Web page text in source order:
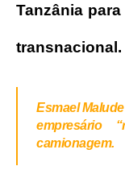
Tanzânia
transnacional.
Esmael
empresário
camionagem.